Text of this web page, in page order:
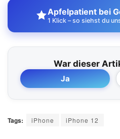
Apfelpatient bei
1 Klick – so siehst du
War dieser
Ja
Tags: iPhone iPhone 12